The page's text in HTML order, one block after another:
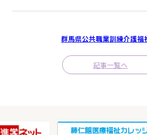
群馬県公共職業訓練介護福
記事一覧へ